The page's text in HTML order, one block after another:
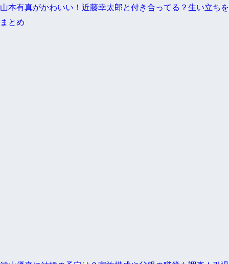
山本有真がかわいい！近藤幸太郎と付き合ってる？生い立ちを
まとめ